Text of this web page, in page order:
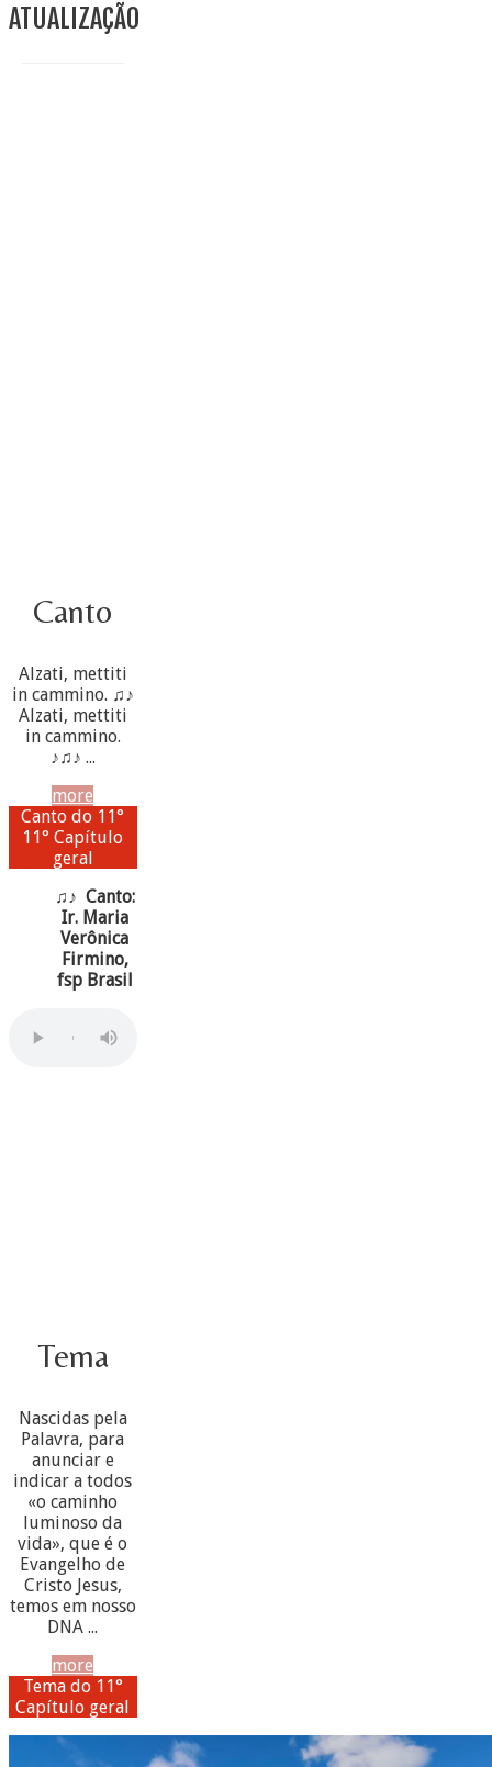
ATUALIZAÇÃO
Canto
Alzati, mettiti
in cammino. ♫♪
Alzati, mettiti
in cammino.
♪♫♪ ...
more
Canto do 11°
11° Capítulo
geral
♫♪ Canto:
Ir. Maria
Verônica
Firmino,
fsp Brasil
Tema
Nascidas pela
Palavra, para
anunciar e
indicar a todos
«o caminho
luminoso da
vida», que é o
Evangelho de
Cristo Jesus,
temos em nosso
DNA ...
more
Tema do 11°
Capítulo geral